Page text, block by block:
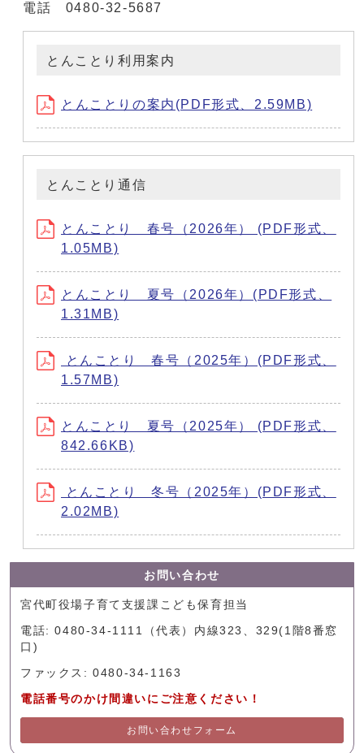
電話 0480‐32‐5687
とんことり利用案内
とんことりの案内(PDF形式、2.59MB)
とんことり通信
とんことり 春号（2026年） (PDF形式、
1.05MB)
とんことり 夏号（2026年）(PDF形式、
1.31MB)
とんことり 春号（2025年）(PDF形式、
1.57MB)
とんことり 夏号（2025年） (PDF形式、
842.66KB)
とんことり 冬号（2025年）(PDF形式、
2.02MB)
お問い合わせ
宮代町役場子育て支援課こども保育担当
電話: 0480-34-1111（代表）内線323、329(1階8番窓
口)
ファックス: 0480-34-1163
電話番号のかけ間違いにご注意ください！
お問い合わせフォーム